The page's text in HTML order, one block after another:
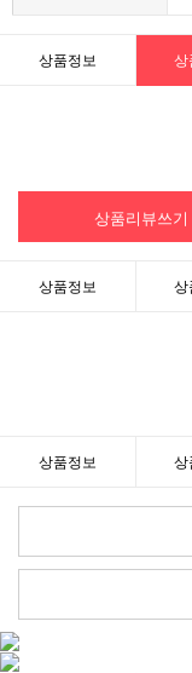
상품정보 상
상품리뷰쓰기
상품정보 상
상품정보 상